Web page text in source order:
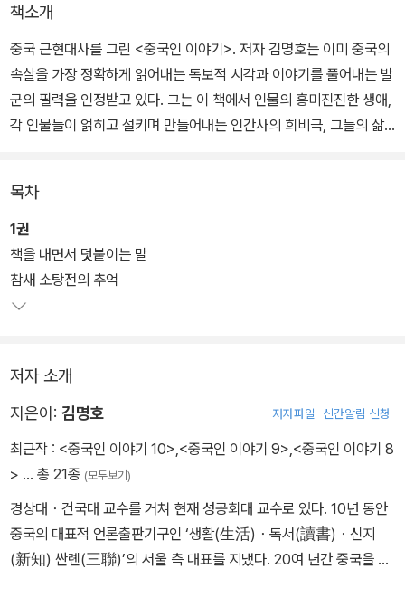
책소개
중국 근현대사를 그린 <중국인 이야기>. 저자 김명호는 이미 중국의
속살을 가장 정확하게 읽어내는 독보적 시각과 이야기를 풀어내는 발
군의 필력을 인정받고 있다. 그는 이 책에서 인물의 흥미진진한 생애,
각 인물들이 얽히고 설키며 만들어내는 인간사의 희비극, 그들의 삶
목차
1권
책을 내면서 덧붙이는 말
참새 소탕전의 추억
저자 소개
지은이: 김명호 저자파일 신간알림 신청
최근작 : <중국인 이야기 10>,<중국인 이야기 9>,<중국인 이야기 8
> … 총 21종 (모두보기)
경상대・건국대 교수를 거쳐 현재 성공회대 교수로 있다. 10년 동안
중국의 대표적 언론출판기구인 ‘생활(生活)・독서(讀書)・신지
(新知) 싼롄(三聯)’의 서울 측 대표를 지냈다. 20여 년간 중국을 오